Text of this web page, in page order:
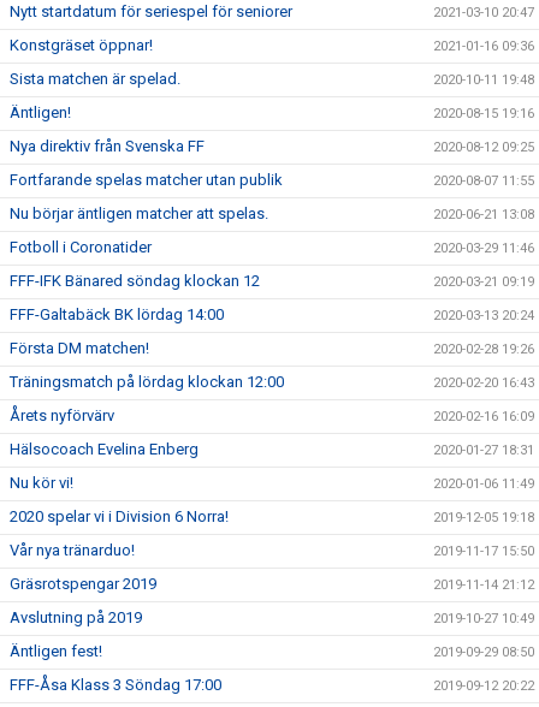
Nytt startdatum för seriespel för seniorer 2021-03-10 20:47
Konstgräset öppnar! 2021-01-16 09:36
Sista matchen är spelad. 2020-10-11 19:48
Äntligen! 2020-08-15 19:16
Nya direktiv från Svenska FF 2020-08-12 09:25
Fortfarande spelas matcher utan publik 2020-08-07 11:55
Nu börjar äntligen matcher att spelas. 2020-06-21 13:08
Fotboll i Coronatider 2020-03-29 11:46
FFF-IFK Bänared söndag klockan 12 2020-03-21 09:19
FFF-Galtabäck BK lördag 14:00 2020-03-13 20:24
Första DM matchen! 2020-02-28 19:26
Träningsmatch på lördag klockan 12:00 2020-02-20 16:43
Årets nyförvärv 2020-02-16 16:09
Hälsocoach Evelina Enberg 2020-01-27 18:31
Nu kör vi! 2020-01-06 11:49
2020 spelar vi i Division 6 Norra! 2019-12-05 19:18
Vår nya tränarduo! 2019-11-17 15:50
Gräsrotspengar 2019 2019-11-14 21:12
Avslutning på 2019 2019-10-27 10:49
Äntligen fest! 2019-09-29 08:50
FFF-Åsa Klass 3 Söndag 17:00 2019-09-12 20:22